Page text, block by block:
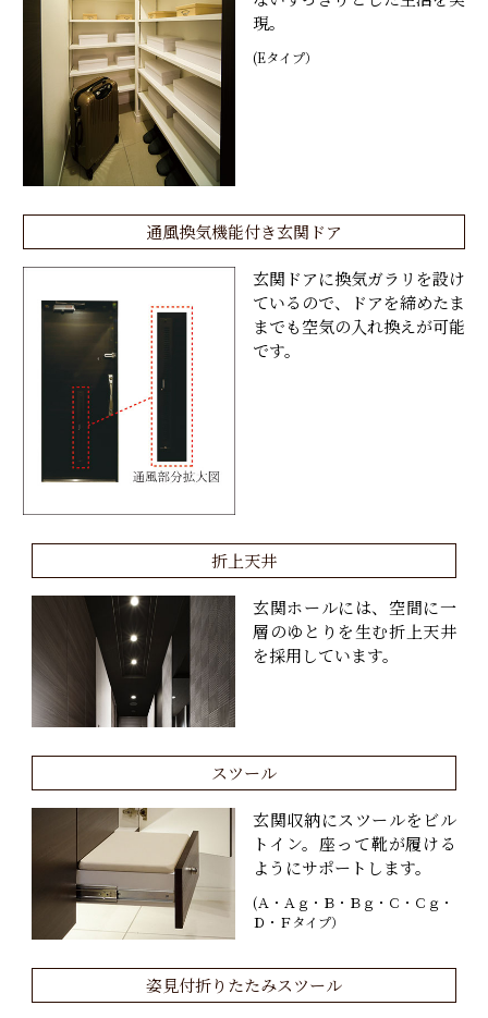
現。
(Eタイプ）
通風換気機能付き玄関ドア
玄関ドアに換気ガラリを設け
ているので、ドアを締めたま
までも空気の入れ換えが可能
です。
折上天井
玄関ホールには、空間に一
層のゆとりを生む折上天井
を採用しています。
スツール
玄関収納にスツールをビル
トイン。座って靴が履ける
ようにサポートします。
(Ａ・Ａｇ・Ｂ・Ｂｇ・Ｃ・Ｃｇ・
Ｄ・Ｆタイプ）
姿見付折りたたみスツール